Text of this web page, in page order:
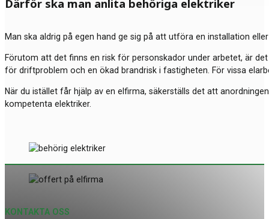
Därför ska man anlita behöriga elektriker
Man ska aldrig på egen hand ge sig på att utföra en installation
Förutom att det finns en risk för personskador under arbetet, är
för driftproblem och en ökad brandrisk i fastigheten. För vissa
När du istället får hjälp av en elfirma, säkerställs det att
kompetenta elektriker.
KONTAKTA OSS